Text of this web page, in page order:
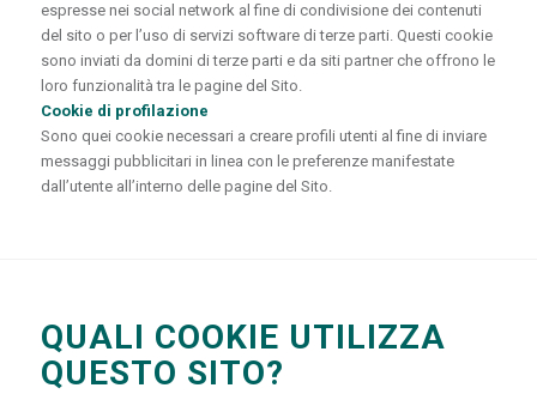
espresse nei social network al fine di condivisione dei contenuti
del sito o per l’uso di servizi software di terze parti. Questi cookie
sono inviati da domini di terze parti e da siti partner che offrono le
loro funzionalità tra le pagine del Sito.
Cookie di profilazione
Sono quei cookie necessari a creare profili utenti al fine di inviare
messaggi pubblicitari in linea con le preferenze manifestate
dall’utente all’interno delle pagine del Sito.
QUALI COOKIE UTILIZZA
QUESTO SITO?